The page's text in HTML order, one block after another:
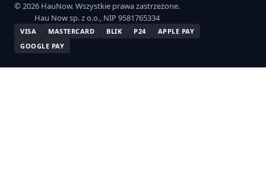
© 2026 HauNow. Wszystkie prawa zastrzeżone.
Hau Now sp. z o.o., NIP 9581765334
VISA MASTERCARD BLIK P24
APPLE PAY
GOOGLE PAY